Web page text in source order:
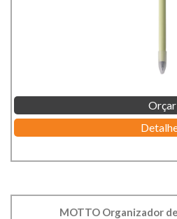
Orçar
MOTTO Organizador